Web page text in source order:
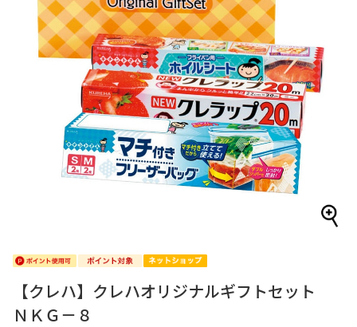
【クレハ】クレハオリジナルギフトセット
ＮＫＧ－８